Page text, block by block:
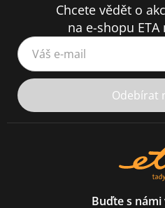
Chcete vědět o
na e-shopu
Váš e-mail
Odebírat
Buďte s